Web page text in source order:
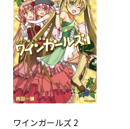
ワインガールズ 2